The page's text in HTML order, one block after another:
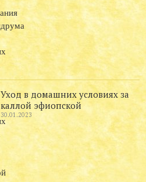
Уход в домашних условиях за
каллой эфиопской
30.01.2023